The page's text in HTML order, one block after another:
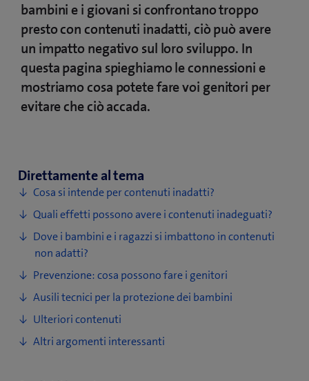
bambini e i giovani si confrontano troppo
presto con contenuti inadatti, ciò può avere
un impatto negativo sul loro sviluppo. In
questa pagina spieghiamo le connessioni e
mostriamo cosa potete fare voi genitori per
evitare che ciò accada.
Direttamente al tema
Cosa si intende per contenuti inadatti?
Quali effetti possono avere i contenuti inadeguati?
Dove i bambini e i ragazzi si imbattono in contenuti
non adatti?
Prevenzione: cosa possono fare i genitori
Ausili tecnici per la protezione dei bambini
Ulteriori contenuti
Altri argomenti interessanti